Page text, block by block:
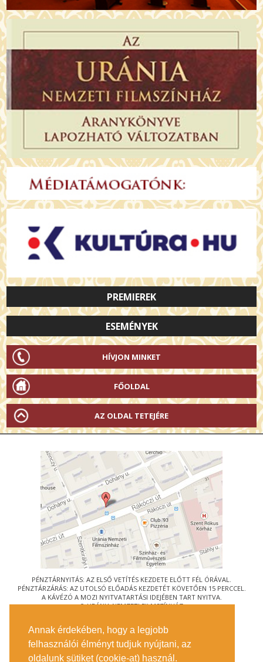
Annak érdekében, hogy a legjobb
felhasználói élményt tudjuk nyújtani, az
oldalunk sütiket (cookie-at) használ.
PREMIEREK
ESEMÉNYEK
HÍVJON MINKET
FŐOLDAL
AZ OLDAL TETEJÉRE
PÉNZTÁRNYITÁS: AZ ELSŐ VETÍTÉS KEZDETE ELŐTT FÉL ÓRÁVAL.
PÉNZTÁRZÁRÁS: AZ UTOLSÓ ELŐADÁS KEZDETÉT KÖVETŐEN 15 PERCCEL.
A KÁVÉZÓ A MOZI NYITVATARTÁSI IDEJÉBEN TART NYITVA.
© URÁNIA NEMZETI FILMSZÍNHÁZ
1088 BUDAPEST, RÁKÓCZI ÚT 21.
MEGKÖZELÍTÉS